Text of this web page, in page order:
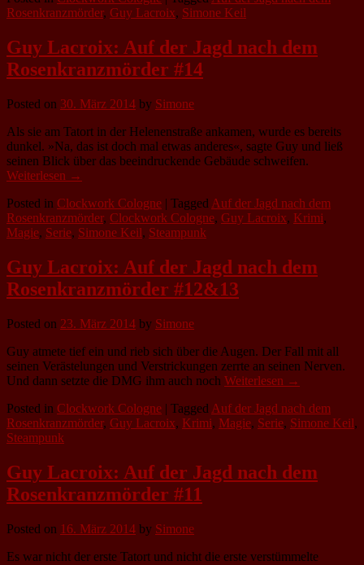
Rosenkranzmörder, Guy Lacroix, Simone Keil
Guy Lacroix: Auf der Jagd nach dem
Rosenkranzmörder #14
Posted on 30. März 2014 by Simone
Als sie am Tatort in der Helenenstraße ankamen, wurde es bereits
dunkel. »Na, das ist doch mal etwas anderes«, sagte Guy und ließ
seinen Blick über das beeindruckende Gebäude schweifen.
Weiterlesen →
Posted in Clockwork Cologne | Tagged Auf der Jagd nach dem
Rosenkranzmörder, Clockwork Cologne, Guy Lacroix, Krimi,
Magie, Serie, Simone Keil, Steampunk
Guy Lacroix: Auf der Jagd nach dem
Rosenkranzmörder #12&13
Posted on 23. März 2014 by Simone
Guy atmete tief ein und rieb sich über die Augen. Der Fall mit all
seinen Verästelungen und Verstrickungen zerrte an seinen Nerven.
Und dann setzte die DMG ihm auch noch Weiterlesen →
Posted in Clockwork Cologne | Tagged Auf der Jagd nach dem
Rosenkranzmörder, Guy Lacroix, Krimi, Magie, Serie, Simone Keil,
Steampunk
Guy Lacroix: Auf der Jagd nach dem
Rosenkranzmörder #11
Posted on 16. März 2014 by Simone
Es war nicht der erste Tatort und nicht die erste verstümmelte